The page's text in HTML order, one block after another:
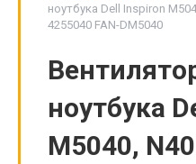
ноутбука Dell Inspiron
4255040 FAN-DM5040
ноутбука
M5040,